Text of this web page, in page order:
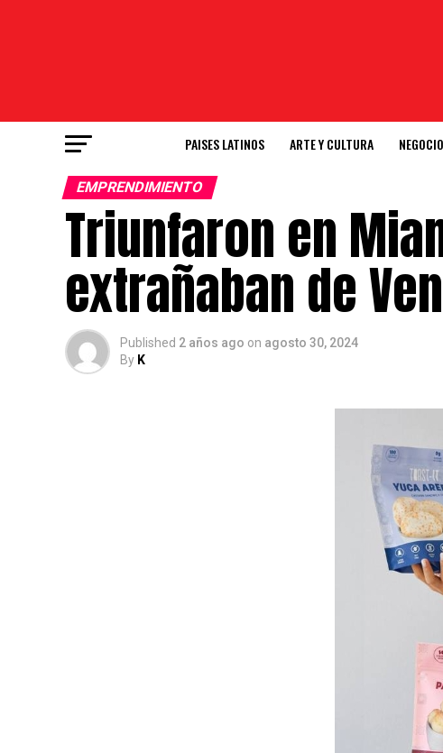
PAISES LATINOS ARTE Y CULTURA
EMPRENDIMIENTO
Triunfaron en
extrañaban de
Published 2 años ago on agosto 30, 2024
By K